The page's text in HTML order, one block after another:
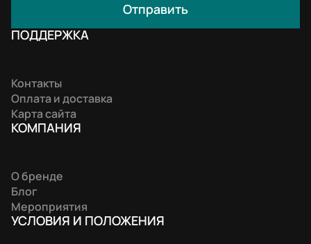
ПОДДЕРЖКА
Контакты
Оплата и доставка
Карта сайта
КОМПАНИЯ
О бренде
Блог
Мероприятия
УСЛОВИЯ И ПОЛОЖЕНИЯ
Отправить